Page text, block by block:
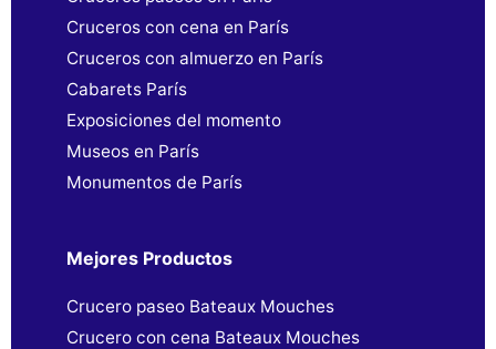
Cruceros con cena en París
Cruceros con almuerzo en París
Cabarets París
Exposiciones del momento
Museos en París
Monumentos de París
Mejores Productos
Crucero paseo Bateaux Mouches
Crucero con cena Bateaux Mouches